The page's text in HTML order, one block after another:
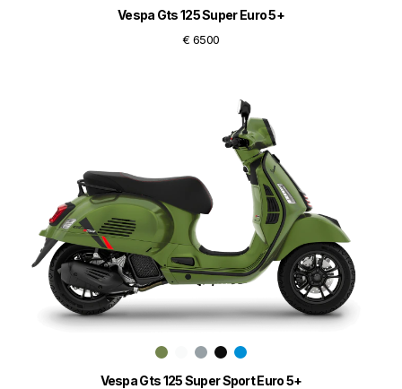
Vespa Gts 125 Super Euro 5+
€ 6500
Vespa Gts 125 Super Sport Euro 5+